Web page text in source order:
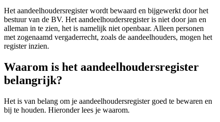
Het aandeelhoudersregister wordt bewaard en bijgewerkt door het
bestuur van de BV. Het aandeelhoudersregister is niet door jan en
alleman in te zien, het is namelijk niet openbaar. Alleen personen
met zogenaamd vergaderrecht, zoals de aandeelhouders, mogen het
register inzien.
Waarom is het aandeelhoudersregister
belangrijk?
Het is van belang om je aandeelhoudersregister goed te bewaren en
bij te houden. Hieronder lees je waarom.